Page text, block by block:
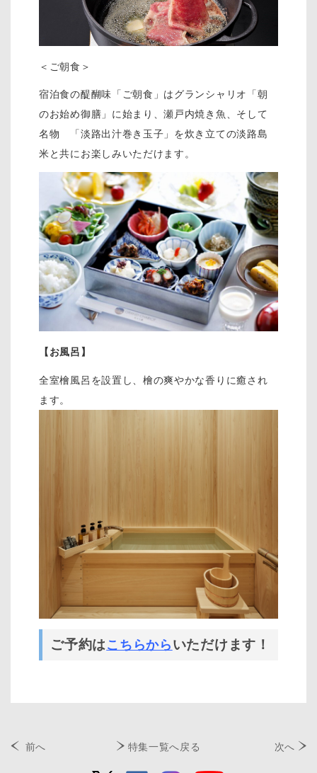
＜ご朝食＞
宿泊食の醍醐味「ご朝食」はグランシャリオ「朝
のお始め御膳」に始まり、瀬戸内焼き魚、そして
名物 「淡路出汁巻き玉子」を炊き立ての淡路島
米と共にお楽しみいただけます。
【お風呂】
全室檜風呂を設置し、檜の爽やかな香りに癒され
ます。
ご予約はこちらからいただけます！
前へ 特集一覧へ戻る 次へ